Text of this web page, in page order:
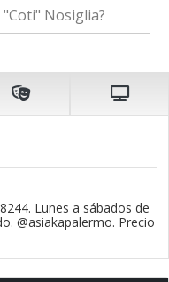
Nosiglia?
Lunes a sábados de
@asiakapalermo. Precio